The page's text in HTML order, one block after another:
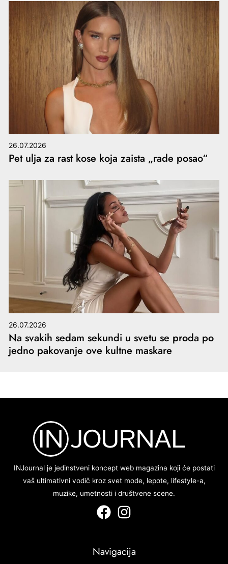
26.07.2026
Pet ulja za rast kose koja zaista „rade posao“
26.07.2026
Na svakih sedam sekundi u svetu se proda po
jedno pakovanje ove kultne maskare
INJournal je jedinstveni koncept web magazina koji će postati
vaš ultimativni vodič kroz svet mode, lepote, lifestyle-a,
muzike, umetnosti i društvene scene.
Navigacija